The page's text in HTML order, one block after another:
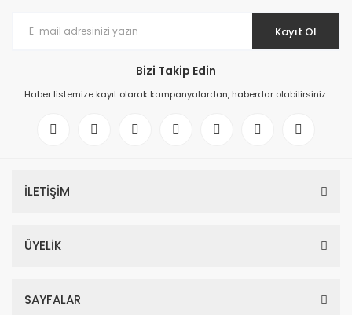
Kayıt Ol
Bizi Takip Edin
Haber listemize kayıt olarak kampanyalardan, haberdar olabilirsiniz.
İLETİŞİM
ÜYELİK
SAYFALAR